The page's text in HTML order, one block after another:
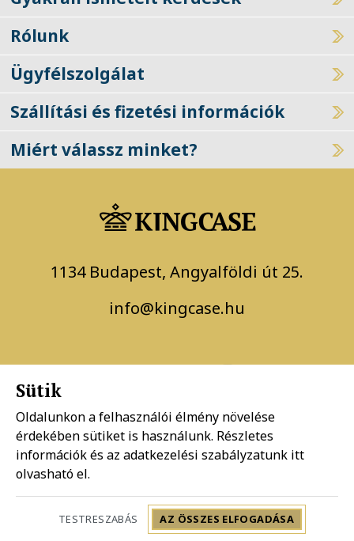
Gyakran ismételt kérdések
Rólunk
Ügyfélszolgálat
Szállítási és fizetési információk
Miért válassz minket?
1134 Budapest, Angyalföldi út 25.
info@kingcase.hu
Adatkezelési szabályzat
Általános szerződési feltételek
Sütik
Oldalunkon a felhasználói élmény növelése
érdekében sütiket is használunk. Részletes
információk és az adatkezelési szabályzatunk itt
olvasható el.
TESTRESZABÁS AZ ÖSSZES ELFOGADÁSA